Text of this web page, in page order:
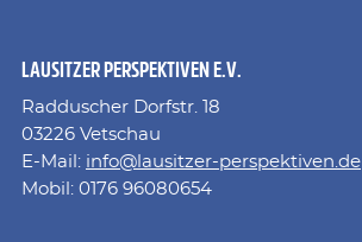
LAUSITZER PERSPEKTIVEN E.V.
Radduscher Dorfstr. 18
03226 Vetschau
E-Mail: info@lausitzer-perspektiven.de
Mobil: 0176 96080654